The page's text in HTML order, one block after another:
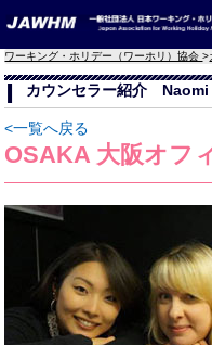
ワーキング・ホリデー（ワーホリ）協会>
カウンセラー紹介 Naomi
<一覧へ戻る
OSAKA 大阪オフ